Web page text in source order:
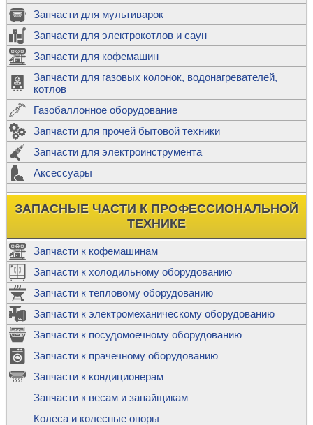
Запчасти для мультиварок
Запчасти для электрокотлов и саун
Запчасти для кофемашин
Запчасти для газовых колонок, водонагревателей,
котлов
Газобаллонное оборудование
Запчасти для прочей бытовой техники
Запчасти для электроинструмента
Аксессуары
ЗАПАСНЫЕ ЧАСТИ К ПРОФЕССИОНАЛЬНОЙ
ТЕХНИКЕ
Запчасти к кофемашинам
Запчасти к холодильному оборудованию
Запчасти к тепловому оборудованию
Запчасти к электромеханическому оборудованию
Запчасти к посудомоечному оборудованию
Запчасти к прачечному оборудованию
Запчасти к кондиционерам
Запчасти к весам и запайщикам
Колеса и колесные опоры